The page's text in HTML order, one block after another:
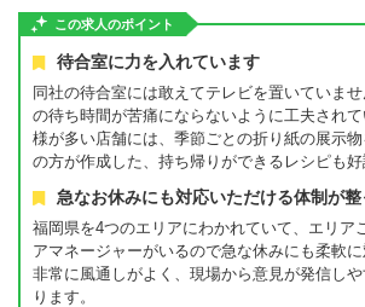
この求人のポイント
待合室に力を入れています
同社の待合室には敢えてテレビを置いていま
の待ち時間が苦痛にならないように工夫され
様が多い店舗には、季節ごとの折り紙の展示
の方が作成した、持ち帰りができるレシピも好
急なお休みにも対応いただける体制が
福岡県を4つのエリアにわかれていて、エリア
アマネージャーがいるので急な休みにも柔軟に
非常に風通しがよく、現場から意見が発信し
ります。